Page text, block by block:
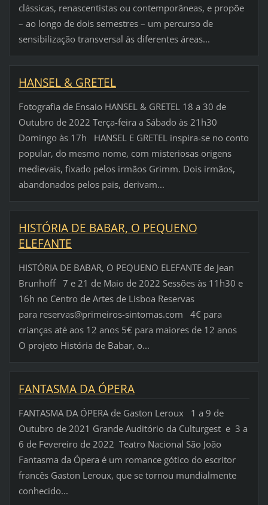
clássicas, renascentistas ou contemporâneas, e propõe
– ao longo de dois semestres – um percurso de
sensibilização transversal às diferentes áreas...
HANSEL & GRETEL
Fotografia de Ensaio HANSEL & GRETEL 18 a 30 de
Outubro de 2022 Terça-feira a Sábado às 21h30
Domingo às 17h HANSEL E GRETEL inspira-se no conto
popular, do mesmo nome, com misteriosas origens
medievais, fixado pelos irmãos Grimm. Dois irmãos,
abandonados pelos pais, derivam...
HISTÓRIA DE BABAR, O PEQUENO
ELEFANTE
HISTÓRIA DE BABAR, O PEQUENO ELEFANTE de Jean
Brunhoff 7 e 21 de Maio de 2022 Sessões às 11h30 e
16h no Centro de Artes de Lisboa Reservas
para reservas@primeiros-sintomas.com 4€ para
crianças até aos 12 anos 5€ para maiores de 12 anos
O projeto História de Babar, o...
FANTASMA DA ÓPERA
FANTASMA DA ÓPERA de Gaston Leroux 1 a 9 de
Outubro de 2021 Grande Auditório da Culturgest e 3 a
6 de Fevereiro de 2022 Teatro Nacional São João
Fantasma da Ópera é um romance gótico do escritor
francês Gaston Leroux, que se tornou mundialmente
conhecido...